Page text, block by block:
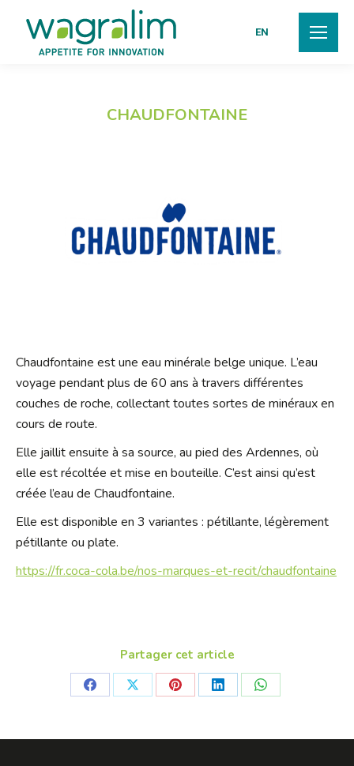
EN
CHAUDFONTAINE
Chaudfontaine est une eau minérale belge unique. L’eau
voyage pendant plus de 60 ans à travers différentes
couches de roche, collectant toutes sortes de minéraux en
cours de route.
Elle jaillit ensuite à sa source, au pied des Ardennes, où
elle est récoltée et mise en bouteille. C’est ainsi qu’est
créée l’eau de Chaudfontaine.
Elle est disponible en 3 variantes : pétillante, légèrement
pétillante ou plate.
https://fr.coca-cola.be/nos-marques-et-recit/chaudfontaine
Partager cet article
Share
Facebook
Share
X
Share
Pinterest
Share
LinkedIn
Share
WhatsApp